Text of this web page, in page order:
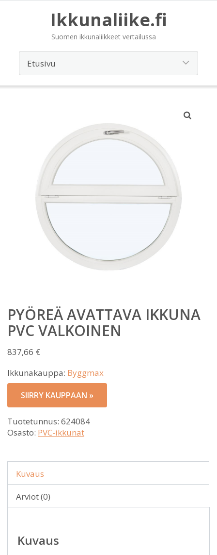
Ikkunaliike.fi
Suomen ikkunaliikkeet vertailussa
PYÖREÄ AVATTAVA IKKUNA
PVC VALKOINEN
837,66 €
Ikkunakauppa: Byggmax
SIIRRY KAUPPAAN »
Tuotetunnus: 624084
Osasto: PVC-ikkunat
Kuvaus
Arviot (0)
Kuvaus